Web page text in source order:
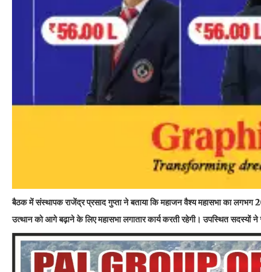
बैठक में संस्थापक राजेंद्र प्रसाद गुप्ता ने बताया कि महाजन वैश्य महासभा का लगभग
उत्थान को आगे बढ़ाने के लिए महासभा लगातार कार्य करती रहेगी। उपस्थित